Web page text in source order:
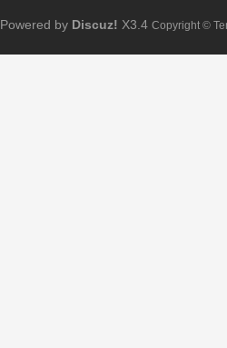
Powered by Discuz! X3.4 Copyright ©